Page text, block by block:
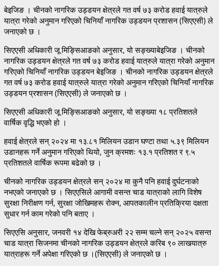
बेइजिङ । चीनको नागरिक उड्डयन क्षेत्रले गत वर्ष ७३ करोड हवाई यात्रुले
यात्रा गरेको अनुमान गरिएको चिनियाँ नागरिक उड्डयन प्रशासन (सिएएसी) ले
जनाएको छ ।
सिएएसी अधिकारी जू मिङ्सिआङको अनुसार, यो सङ्ख्याबेइजिङ । चीनको
नागरिक उड्डयन क्षेत्रले गत वर्ष ७३ करोड हवाई यात्रुले यात्रा गरेको अनुमान
गरिएको चिनियाँ नागरिक उड्डयन बेइजिङ । चीनको नागरिक उड्डयन क्षेत्रले
गत वर्ष ७३ करोड हवाई यात्रुले यात्रा गरेको अनुमान गरिएको चिनियाँ नागरिक
उड्डयन प्रशासन (सिएएसी) ले जनाएको छ ।
सिएएसी अधिकारी जू मिङ्सिआङको अनुसार, यो सङ्ख्या १८ प्रतिशतले
वार्षिक वृद्धि भएको हो ।
हवाई क्षेत्रले सन् २०२४ मा १३.८१ मिलियन उडान घण्टा तथा ५.३९ मिलियन
उडानहरू गर्ने अनुमान गरिएको थियो, जुन क्रमशः १३.१ प्रतिशत र ९.५
प्रतिशतले वार्षिक रूपमा बढेको छ ।
चीनको नागरिक उड्डयन क्षेत्रले सन् २०२४ मा कुनै पनि हवाई दुर्घटनाको
नभएको जनाएको छ । सिएएसिले आगामी वसन्त चाड यात्राको लागि विशेष
सुरक्षा निरीक्षण गर्न, सुरक्षा जोखिमहरू रोक्न, आपतकालीन प्रतिक्रिया दक्षता
सुधार गर्न काम गरेको पनि बताए ।
सिएएसि अनुसार, जनवरी १४ देखि फेब्रुअरी २२ सम्म चल्ने सन् २०२५ वसन्त
चाड यात्रा सिजनमा चीनको नागरिक उड्डयन क्षेत्रले करिब ९० लाखयात्रु
यात्राहरू गर्ने अपेक्षा गरिएको छ ।(सिएएसी) ले जनाएको छ ।